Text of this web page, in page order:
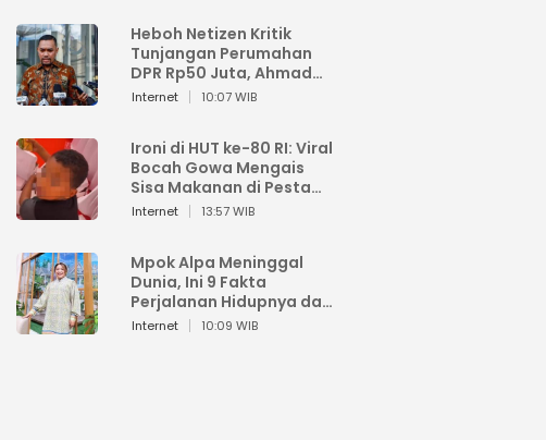
Heboh Netizen Kritik
Tunjangan Perumahan
DPR Rp50 Juta, Ahmad
Sahroni: Enggak Senang
Internet 10:07 WIB
Ironi di HUT ke-80 RI: Viral
Bocah Gowa Mengais
Sisa Makanan di Pesta
Kemerdekaan
Internet 13:57 WIB
Mpok Alpa Meninggal
Dunia, Ini 9 Fakta
Perjalanan Hidupnya dari
Viral hingga Puncak
Internet 10:09 WIB